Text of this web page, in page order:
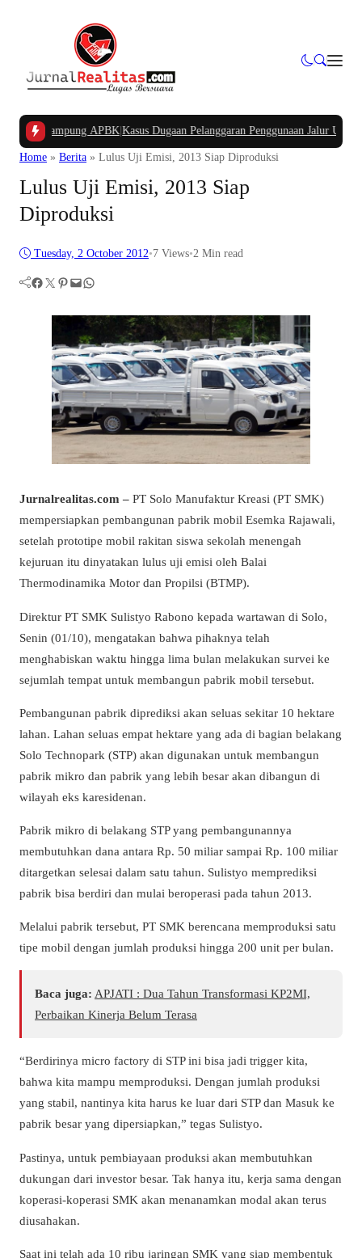
Kampung APBK |Kasus Dugaan Pelanggaran Penggunaan Jalur Utilitas
Home » Berita » Lulus Uji Emisi, 2013 Siap Diproduksi
Lulus Uji Emisi, 2013 Siap
Diproduksi
Tuesday, 2 October 2012•7 Views•2 Min read
Facebook Twitter Pinterest Mail WhatsApp
Jurnalrealitas.com – PT Solo Manufaktur Kreasi (PT SMK)
mempersiapkan pembangunan pabrik mobil Esemka Rajawali,
setelah prototipe mobil rakitan siswa sekolah menengah
kejuruan itu dinyatakan lulus uji emisi oleh Balai
Thermodinamika Motor dan Propilsi (BTMP).
Direktur PT SMK Sulistyo Rabono kepada wartawan di Solo,
Senin (01/10), mengatakan bahwa pihaknya telah
menghabiskan waktu hingga lima bulan melakukan survei ke
sejumlah tempat untuk membangun pabrik mobil tersebut.
Pembangunan pabrik diprediksi akan seluas sekitar 10 hektare
lahan. Lahan seluas empat hektare yang ada di bagian belakang
Solo Technopark (STP) akan digunakan untuk membangun
pabrik mikro dan pabrik yang lebih besar akan dibangun di
wilayah eks karesidenan.
Pabrik mikro di belakang STP yang pembangunannya
membutuhkan dana antara Rp. 50 miliar sampai Rp. 100 miliar
ditargetkan selesai dalam satu tahun. Sulistyo memprediksi
pabrik bisa berdiri dan mulai beroperasi pada tahun 2013.
Melalui pabrik tersebut, PT SMK berencana memproduksi satu
tipe mobil dengan jumlah produksi hingga 200 unit per bulan.
Baca juga: APJATI : Dua Tahun Transformasi KP2MI,
Perbaikan Kinerja Belum Terasa
“Berdirinya micro factory di STP ini bisa jadi trigger kita,
bahwa kita mampu memproduksi. Dengan jumlah produksi
yang stabil, nantinya kita harus ke luar dari STP dan Masuk ke
pabrik besar yang dipersiapkan,” tegas Sulistyo.
Pastinya, untuk pembiayaan produksi akan membutuhkan
dukungan dari investor besar. Tak hanya itu, kerja sama dengan
koperasi-koperasi SMK akan menanamkan modal akan terus
diusahakan.
Saat ini telah ada 10 ribu jaringan SMK yang siap membentuk